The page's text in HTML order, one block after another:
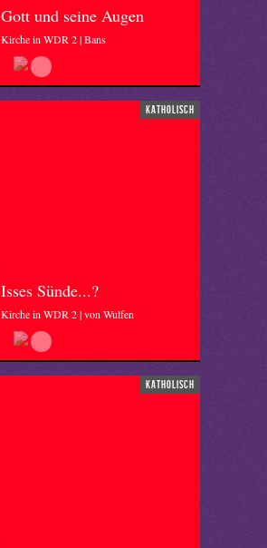
Gott und seine Augen
Kirche in WDR 2 | Bans
katholisch
Isses Sünde...?
Kirche in WDR 2 | von Wulfen
katholisch